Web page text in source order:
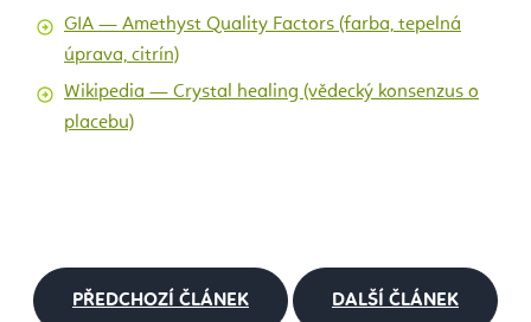
GIA — Amethyst Quality Factors (farba, tepelná
úprava, citrín)
Wikipedia — Crystal healing (vědecký konsenzus o
placebu)
PŘEDCHOZÍ ČLÁNEK DALŠÍ ČLÁNEK